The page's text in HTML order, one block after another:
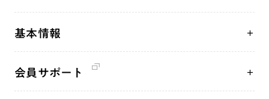
釈尊～法華経
創価学会の三代会長
初代会長・牧口常三郎先生
仏法を語る
年間の活動について
「人権文化」「ジェンダー平等」を促進
人道支援
基本情報
会員サポート